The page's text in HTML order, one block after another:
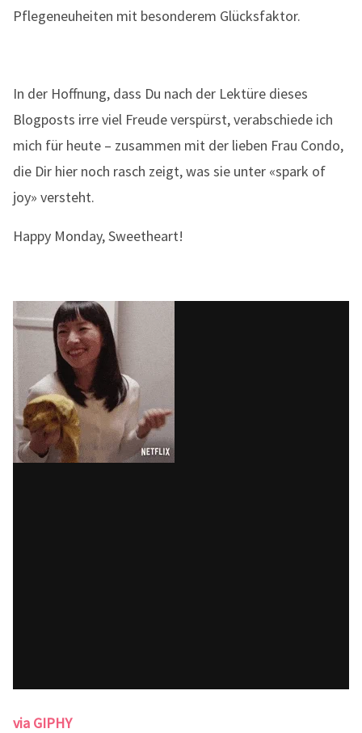
In der Hoffnung, dass Du nach der Lektüre dieses
Blogposts irre viel Freude verspürst, verabschiede ich
mich für heute – zusammen mit der lieben Frau Condo,
die Dir hier noch rasch zeigt, was sie unter «spark of
joy» versteht.
Happy Monday, Sweetheart!
via GIPHY